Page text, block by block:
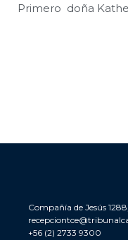
Primero doña
Compañía de Jesús
+56 (2) 2733 9300